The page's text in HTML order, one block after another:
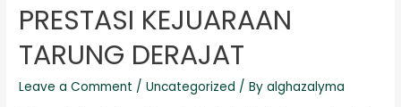
PRESTASI KEJUARAAN
TARUNG DERAJAT
Leave a Comment /Uncategorized / Byalghazalyma